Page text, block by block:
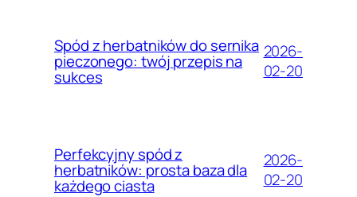
Spód z herbatników do sernika
pieczonego: twój przepis na
sukces
2026-
02-20
Perfekcyjny spód z
herbatników: prosta baza dla
każdego ciasta
2026-
02-20